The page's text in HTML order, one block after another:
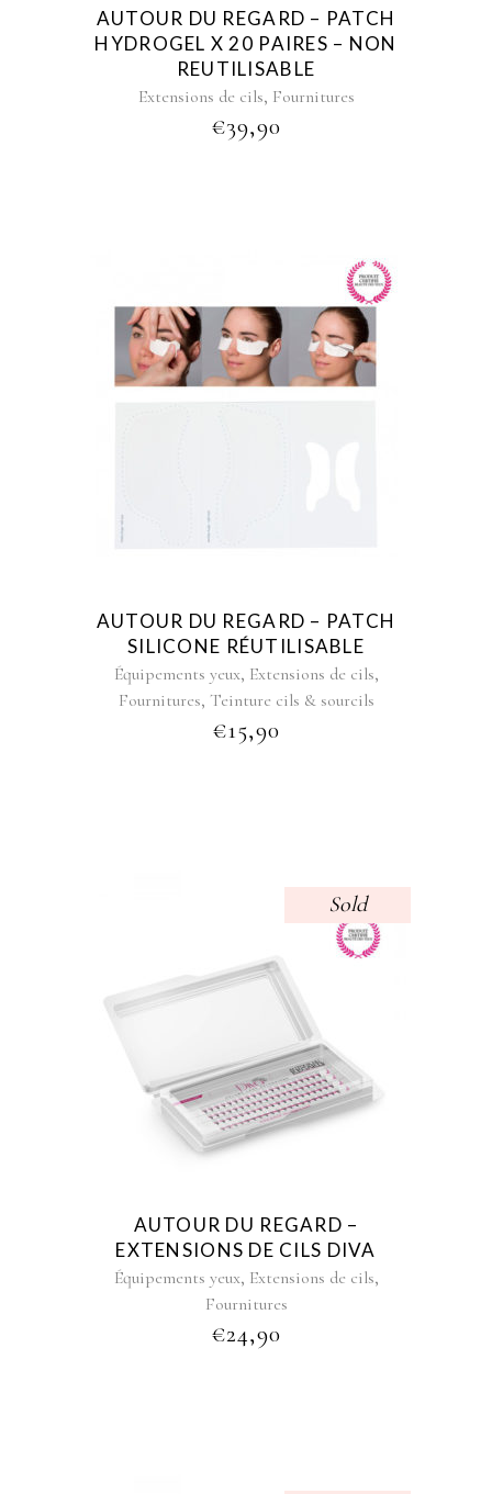
AUTOUR DU REGARD – PATCH
HYDROGEL X 20 PAIRES – NON
REUTILISABLE
Extensions de cils, Fournitures
€39,90
AUTOUR DU REGARD – PATCH
SILICONE RÉUTILISABLE
Équipements yeux, Extensions de cils,
Fournitures, Teinture cils & sourcils
€15,90
Sold
product
has
multiple
variants.
be
chosen
on
the
product
AUTOUR DU REGARD –
EXTENSIONS DE CILS DIVA
Équipements yeux, Extensions de cils,
Fournitures
€24,90